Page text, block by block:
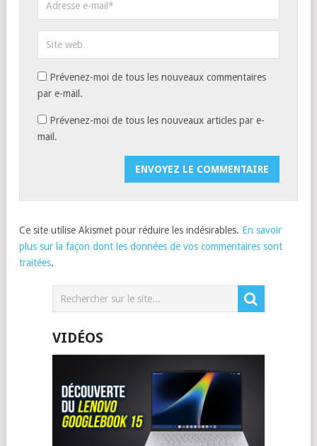
Prévenez-moi de tous les nouveaux commentaires
par e-mail.
Prévenez-moi de tous les nouveaux articles par e-
mail.
Ce site utilise Akismet pour réduire les indésirables. En savoir
plus sur la façon dont les données de vos commentaires sont
traitées.
VIDÉOS